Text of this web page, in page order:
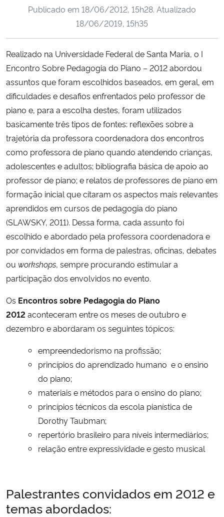
Ministério da Cidadania
Ministério da Ciência, Tecnologia, Inovações e Comunicações
Ministério do Meio Ambiente
Ministério do Turismo
Ministério do Desenvolvimento Regional
Controladoria-Geral da União
Ministério da Mulher, da Família e dos Direitos Humanos
Secretaria-Geral
Secretaria de Governo
Gabinete de Segurança Institucional
Advocacia-Geral da União
Banco Central do Brasil
Publicado em 18/06/2012, 15h28. Atualizado
18/06/2019, 15h35
Realizado na Universidade Federal de Santa Maria, o I
Encontro Sobre Pedagogia do Piano – 2012 abordou
assuntos que foram escolhidos baseados, em geral, em
dificuldades e desafios enfrentados pelo professor de
piano e, para a escolha destes, foram utilizados
basicamente três tipos de fontes: reflexões sobre a
trajetória da professora coordenadora dos encontros
como professora de piano quando atendendo crianças,
adolescentes e adultos; bibliografia básica de apoio ao
professor de piano; e relatos de professores de piano em
formação inicial que citaram os aspectos mais relevantes
aprendidos em cursos de pedagogia do piano
(SLAWSKY, 2011). Dessa forma, cada assunto foi
escolhido e abordado pela professora coordenadora e
por convidados em forma de palestras, oficinas, debates
ou workshops, sempre procurando estimular a
participação dos envolvidos no evento.
Os Encontros sobre Pedagogia do Piano
2012 aconteceram entre os meses de outubro e
dezembro e abordaram os seguintes tópicos:
empreendedorismo na profissão;
princípios do aprendizado humano e o ensino
do piano;
materiais e métodos para o ensino do piano;
princípios técnicos da escola pianística de
Dorothy Taubman;
repertório brasileiro para níveis intermediários;
relação entre expressividade e gesto musical
Palestrantes convidados em 2012 e
temas abordados: